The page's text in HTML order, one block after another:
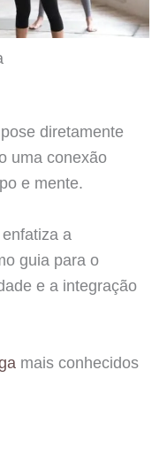
diretamente
uma conexão
e mente.
a
guia para o
e a integração
mais conhecidos